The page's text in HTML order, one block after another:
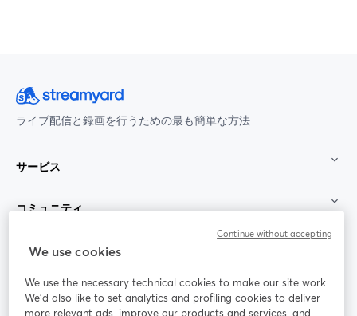
ライブ配信と録画を行うための最も簡単な方法
サービス
コミュニティ
StreamYard：
参加する
We use cookies
We use the necessary technical cookies to make our site work.
We'd also like to set analytics and profiling cookies to deliver
more relevant ads, improve our products and services, and
Continue without accepting